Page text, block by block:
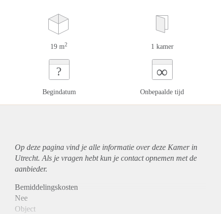
19 m2 1 kamer
?
Begindatum
∞
Onbepaalde tijd
Op deze pagina vind je alle informatie over deze Kamer in
Utrecht. Als je vragen hebt kun je contact opnemen met de
aanbieder.
Bemiddelingskosten
Nee
Object